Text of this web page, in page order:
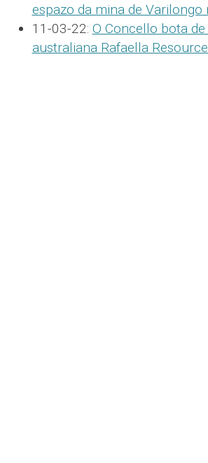
espazo da mina de Varilongo
11-03-22: O Concello bota
australiana Rafaella